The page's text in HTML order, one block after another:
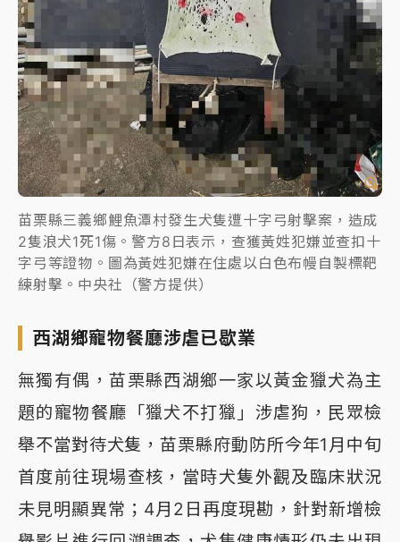
苗栗縣三義鄉鯉魚潭村發生犬隻遭十字弓射擊案，造成
2隻浪犬1死1傷。警方8日表示，查獲黃姓犯嫌並查扣十
字弓等證物。圖為黃姓犯嫌在住處以白色布幔自製標靶
練射擊。中央社（警方提供）
西湖鄉寵物餐廳涉虐已歇業
無獨有偶，苗栗縣西湖鄉一家以黃金獵犬為主
題的寵物餐廳「獵犬不打獵」涉虐狗，民眾檢
舉不當對待犬隻，苗栗縣府動防所今年1月中旬
首度前往現場查核，當時犬隻外觀及臨床狀況
未見明顯異常；4月2日再度現勘，針對新增檢